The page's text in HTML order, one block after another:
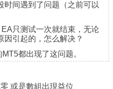
时间遇到了问题（之前可以
只测试一次就结束，无论
因引起的，怎么解决？
都出现了这问题。
或是數組出現益位